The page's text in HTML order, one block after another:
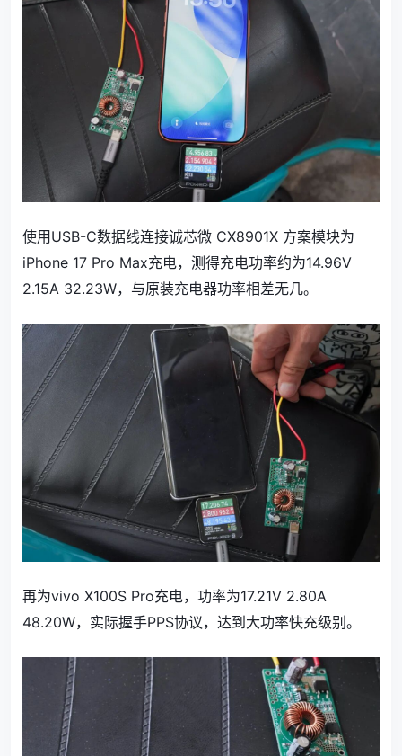
使用USB-C数据线连接诚芯微 CX8901X 方案模块为
iPhone 17 Pro Max充电，测得充电功率约为14.96V
2.15A 32.23W，与原装充电器功率相差无几。
再为vivo X100S Pro充电，功率为17.21V 2.80A
48.20W，实际握手PPS协议，达到大功率快充级别。